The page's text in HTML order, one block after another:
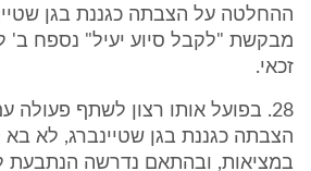
ההחלטה על הצבתה כגננת בגן
מבקשת "לקבל סיוע יעיל" נספח ב'
זכאי.
28. בפועל אותו רצון לשתף
הצבתה כגננת בגן שטיינברג, לא בא
במציאות, ובהתאם נדרשה הנתבעת